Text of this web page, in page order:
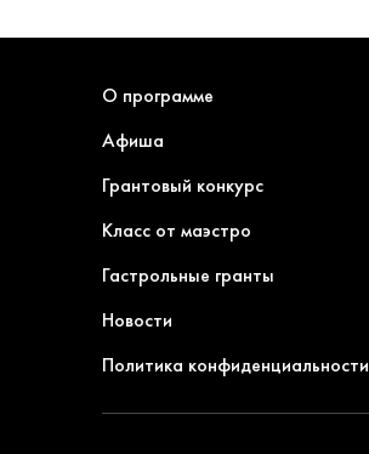
О программе
Афиша
Грантовый конкурс
Класс от маэстро
Гастрольные гранты
Новости
Политика конфиденциальности